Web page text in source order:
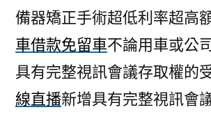
備器矯正手術超低利率超高
車借款免留車不論用車或公
具有完整視訊會議存取權的
線直播新增具有完整視訊會